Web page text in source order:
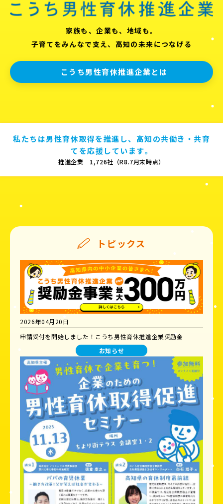
家族も、企業も、地域も。
子育てをみんなで支え、高知の未来につなげる
こうち男性育休推進企業とは
私たちは男性育休取得を推進し、高知の共働き・共育
てを応援しています。
推進企業 1,726社（R8.7月末時点）
トピックス
2026年04月20日
申請受付を開始しました！こうち男性育休推進企業奨励金
お知らせ